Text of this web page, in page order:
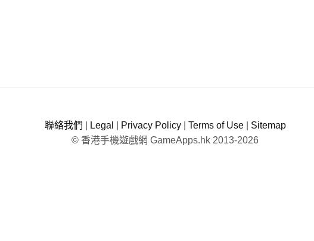
聯絡我們 Legal Privacy Policy| Terms of Use| Sitemap
© 香港手機遊戲網 GameApps.hk 2013-2026